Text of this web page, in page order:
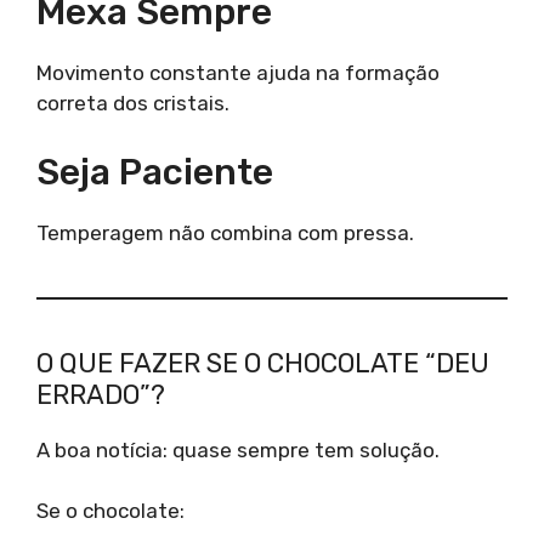
Mexa Sempre
Movimento constante ajuda na formação
correta dos cristais.
Seja Paciente
Temperagem não combina com pressa.
O QUE FAZER SE O CHOCOLATE “DEU
ERRADO”?
A boa notícia: quase sempre tem solução.
Se o chocolate: